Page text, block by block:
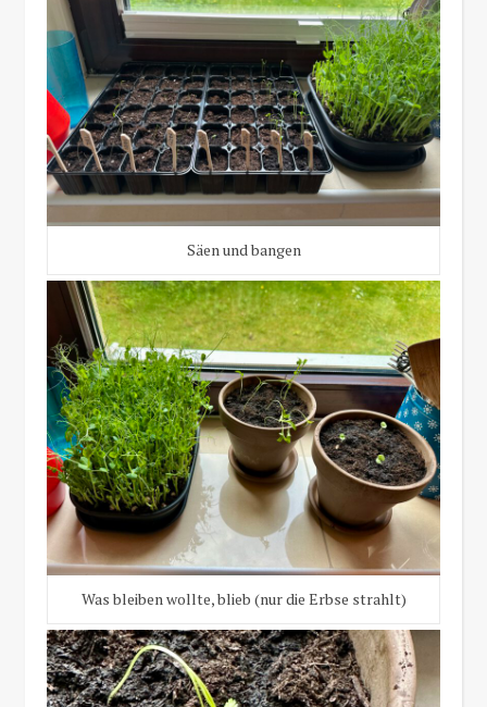
Säen und bangen
Was bleiben wollte, blieb (nur die Erbse strahlt)